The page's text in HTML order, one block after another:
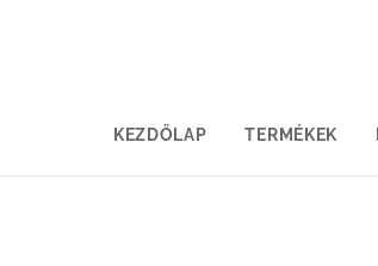
KEZDŐLAP TERMÉKEK